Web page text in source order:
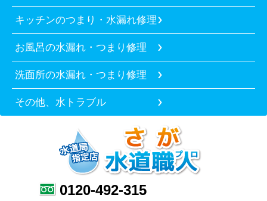
キッチンのつまり・水漏れ修理
お風呂の水漏れ・つまり修理
洗面所の水漏れ・つまり修理
その他、水トラブル
0120-492-315